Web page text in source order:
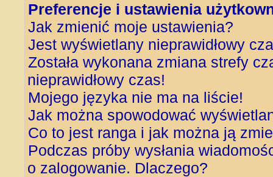
Preferencje i ustawienia
Jak zmienić moje ustawienia?
Jest wyświetlany nieprawidłowy
Została wykonana zmiana strefy
nieprawidłowy czas!
Mojego języka nie ma na liście!
Jak można spowodować
Co to jest ranga i jak można ją
Podczas próby wysłania
o zalogowanie. Dlaczego?